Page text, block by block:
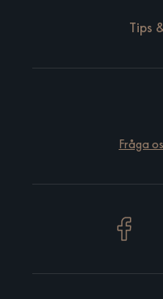
Tips
Fråga